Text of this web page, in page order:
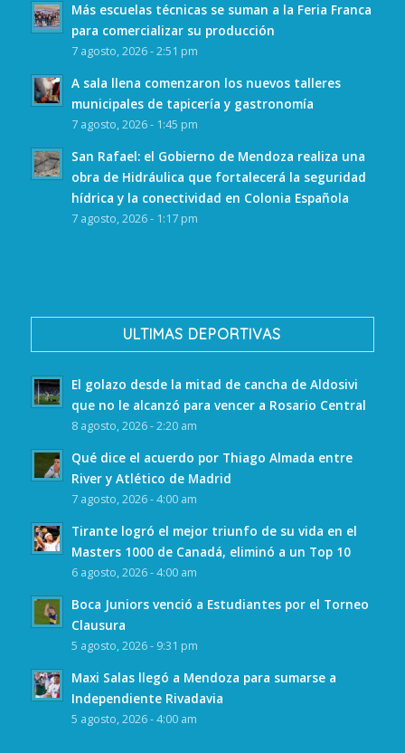
Más escuelas técnicas se suman a la Feria Franca
para comercializar su producción
7 agosto, 2026 - 2:51 pm
A sala llena comenzaron los nuevos talleres
municipales de tapicería y gastronomía
7 agosto, 2026 - 1:45 pm
San Rafael: el Gobierno de Mendoza realiza una
obra de Hidráulica que fortalecerá la seguridad
hídrica y la conectividad en Colonia Española
7 agosto, 2026 - 1:17 pm
ULTIMAS DEPORTIVAS
El golazo desde la mitad de cancha de Aldosivi
que no le alcanzó para vencer a Rosario Central
8 agosto, 2026 - 2:20 am
Qué dice el acuerdo por Thiago Almada entre
River y Atlético de Madrid
7 agosto, 2026 - 4:00 am
Tirante logró el mejor triunfo de su vida en el
Masters 1000 de Canadá, eliminó a un Top 10
6 agosto, 2026 - 4:00 am
Boca Juniors venció a Estudiantes por el Torneo
Clausura
5 agosto, 2026 - 9:31 pm
Maxi Salas llegó a Mendoza para sumarse a
Independiente Rivadavia
5 agosto, 2026 - 4:00 am